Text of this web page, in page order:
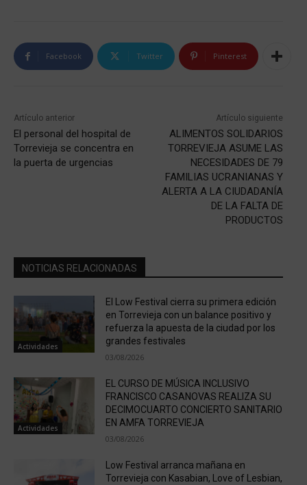
Facebook Twitter Pinterest
Artículo anterior
El personal del hospital de
Torrevieja se concentra en
la puerta de urgencias
Artículo siguiente
ALIMENTOS SOLIDARIOS
TORREVIEJA ASUME LAS
NECESIDADES DE 79
FAMILIAS UCRANIANAS Y
ALERTA A LA CIUDADANÍA
DE LA FALTA DE
PRODUCTOS
NOTICIAS RELACIONADAS
Actividades
El Low Festival cierra su primera edición
en Torrevieja con un balance positivo y
refuerza la apuesta de la ciudad por los
grandes festivales
03/08/2026
Actividades
EL CURSO DE MÚSICA INCLUSIVO
FRANCISCO CASANOVAS REALIZA SU
DECIMOCUARTO CONCIERTO SANITARIO
EN AMFA TORREVIEJA
03/08/2026
Low Festival arranca mañana en
Torrevieja con Kasabian, Love of Lesbian,